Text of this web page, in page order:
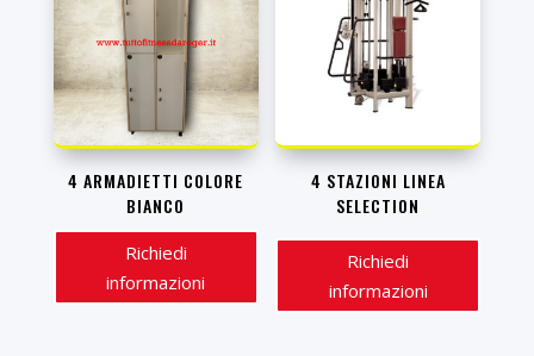
4 ARMADIETTI COLORE
BIANCO
Richiedi
informazioni
4 STAZIONI LINEA
SELECTION
Richiedi
informazioni